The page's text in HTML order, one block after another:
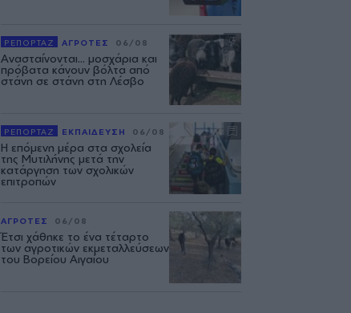
ΡΕΠΟΡΤΑΖ ΑΓΡΟΤΕΣ 06/08
Ανασταίνονται... μοσχάρια και
πρόβατα κάνουν βόλτα από
στάνη σε στάνη στη Λέσβο
ΡΕΠΟΡΤΑΖ ΕΚΠΑΙΔΕΥΣΗ 06/08
Η επόμενη μέρα στα σχολεία
της Μυτιλήνης μετά την
κατάργηση των σχολικών
επιτροπών
ΑΓΡΟΤΕΣ 06/08
Έτσι χάθηκε το ένα τέταρτο
των αγροτικών εκμεταλλεύσεων
του Βορείου Αιγαίου